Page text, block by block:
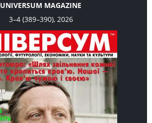
UNIVERSUM MAGAZINE
3–4 (389–390), 2026